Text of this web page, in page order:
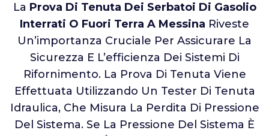
La Prova Di Tenuta Dei Serbatoi Di Gasolio
Interrati O Fuori Terra A Messina Riveste
Un’importanza Cruciale Per Assicurare La
Sicurezza E L’efficienza Dei Sistemi Di
Rifornimento. La Prova Di Tenuta Viene
Effettuata Utilizzando Un Tester Di Tenuta
Idraulica, Che Misura La Perdita Di Pressione
Del Sistema. Se La Pressione Del Sistema È